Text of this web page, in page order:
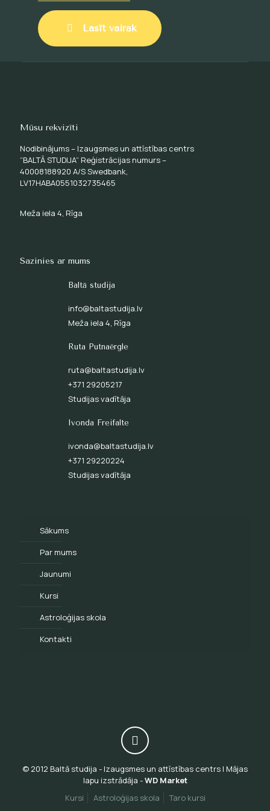
Lasīt vairāk
Mūsu rekvizīti
Nodibinājums – Izaugsmes un attīstības centrs
“BALTĀ STUDIJA” Reģistrācijas numurs –
40008188920 A/S Swedbank,
LV17HABA0551032735465
Meža iela 4, Rīga
Sazinies ar mums
Baltā studija
info@baltastudija.lv
Meža iela 4, Rīga
Ruta Putnaērgle
ruta@baltastudija.lv
+371 29205217
Studijas vadītāja
Ivonda Freifalte
ivonda@baltastudija.lv
+371 29220224
Studijas vadītāja
Sākums
Par mums
Jaunumi
Kursi
Astroloģijas skola
Kontakti
© 2012 Baltā studija - Izaugsmes un attīstības centrs | Mājas
lapu izstrādāja -WD Market
Kursi
Astroloģijas skola Taro kursi